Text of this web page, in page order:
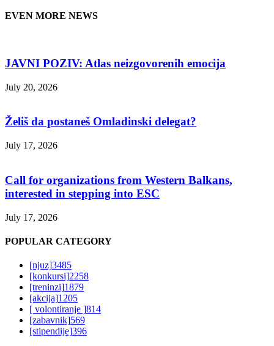
EVEN MORE NEWS
JAVNI POZIV: Atlas neizgovorenih emocija
July 20, 2026
Želiš da postaneš Omladinski delegat?
July 17, 2026
Call for organizations from Western Balkans,
interested in stepping into ESC
July 17, 2026
POPULAR CATEGORY
[njuz]3485
[konkursi]2258
[treninzi]1879
[akcija]1205
[ volontiranje ]814
[zabavnik]569
[stipendije]396